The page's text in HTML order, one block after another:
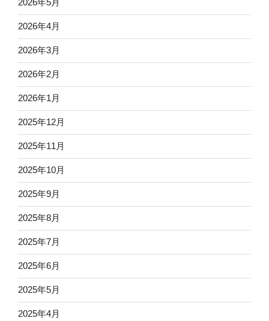
2026年5月
2026年4月
2026年3月
2026年2月
2026年1月
2025年12月
2025年11月
2025年10月
2025年9月
2025年8月
2025年7月
2025年6月
2025年5月
2025年4月